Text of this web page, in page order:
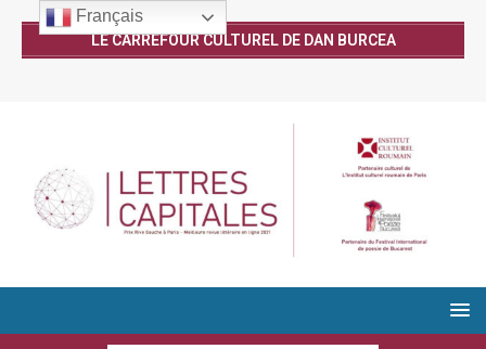
LE CARREFOUR CULTUREL DE DAN BURCEA
Français